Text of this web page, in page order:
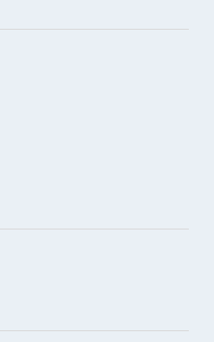
обладающей удобным
набором
портами USB,
монитора и разъемом
Wi-Fi и Bluetooth
аккумуляторная
операционной системы
программного обеспечения.
и офисной работы,
функциональность
рассчитана на